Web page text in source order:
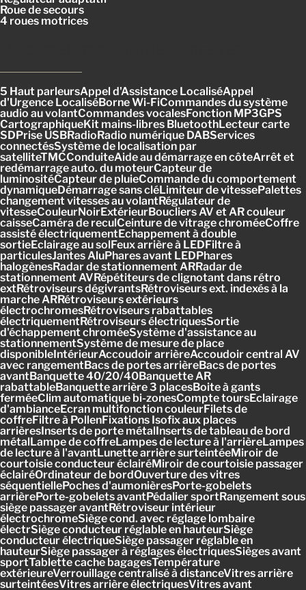
Roue de secours
4 roues motrices
5 Haut parleursAppel d'Assistance LocaliséAppel
d'Urgence LocaliséBorne Wi-FiCommandes du système
audio au volantCommandes vocalesFonction MP3GPS
CartographiqueKit mains-libres BluetoothLecteur carte
SDPrise USBRadioRadio numérique DABServices
connectésSystème de localisation par
satelliteTMCConduiteAide au démarrage en côteArrêt et
redémarrage auto. du moteurCapteur de
luminositéCapteur de pluieCommande du comportement
dynamiqueDémarrage sans cléLimiteur de vitessePalettes
changement vitesses au volantRégulateur de
vitesseCouleurNoirExtérieurBoucliers AV et AR couleur
caisseCaméra de reculCeinture de vitrage chroméeCoffre
assisté électriquementEchappement à double
sortieEclairage au solFeux arrière à LEDFiltre à
particulesJantes AluPhares avant LEDPhares
halogènesRadar de stationnement ARRadar de
stationnement AVRépétiteurs de clignotant dans rétro
extRétroviseurs dégivrantsRétroviseurs ext. indexés à la
marche ARRétroviseurs extérieurs
électrochromesRétroviseurs rabattables
électriquementRétroviseurs électriquesSortie
d'échappement chroméeSystème d'assistance au
stationnementSystème de mesure de place
disponibleIntérieurAccoudoir arrièreAccoudoir central AV
avec rangementBacs de portes arrièreBacs de portes
avantBanquette 40/20/40Banquette AR
rabattableBanquette arrière 3 placesBoite à gants
ferméeClim automatique bi-zonesCompte toursEclairage
d'ambianceEcran multifonction couleurFilets de
coffreFiltre à PollenFixations Isofix aux places
arrièresInserts de porte métalInserts de tableau de bord
métalLampe de coffreLampes de lecture à l'arrièreLampes
de lecture à l'avantLunette arrière surteintéeMiroir de
courtoisie conducteur éclairéMiroir de courtoisie passager
éclairéOrdinateur de bordOuverture des vitres
séquentiellePoches d'aumonièresPorte-gobelets
arrièrePorte-gobelets avantPédalier sportRangement sous
siège passager avantRétroviseur intérieur
électrochromeSiège cond. avec réglage lombaire
électrSiège conducteur réglable en hauteurSiège
conducteur électriqueSiège passager réglable en
hauteurSiège passager à réglages électriquesSièges avant
sportTablette cache bagagesTempérature
extérieureVerrouillage centralisé à distanceVitres arrière
surteintéesVitres arrière électriquesVitres avant